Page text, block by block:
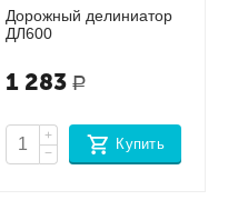
Дорожный делиниатор
ДЛ600
1 283 Р
+
−
Купить